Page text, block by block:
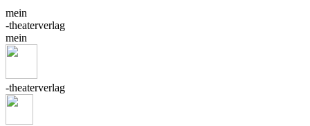
mein
-theaterverlag
mein
-theaterverlag